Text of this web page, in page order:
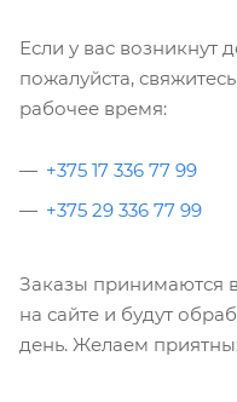
Если у вас возникнут
пожалуйста,
рабочее время:
+375 17 336 77 99
+375 29 336 77 99
Заказы принимаются
на сайте и будут
день. Желаем